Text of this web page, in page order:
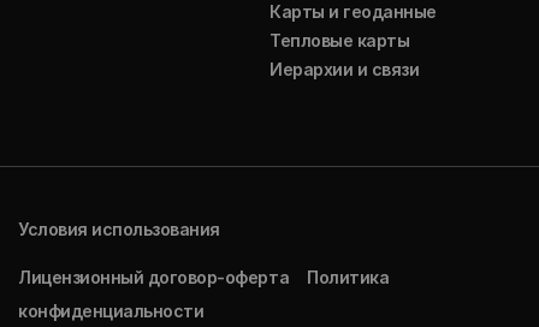
Карты и геоданные
Тепловые карты
Иерархии и связи
Условия использования
Лицензионный договор-оферта
Политика
конфиденциальности